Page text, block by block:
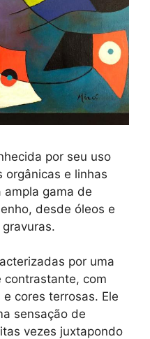
por seu uso
orgânicas e linhas
ampla gama de
desde óleos e
por uma
contrastante, com
cores terrosas. Ele
sensação de
vezes juxtapondo